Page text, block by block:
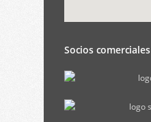
Socios comerciales